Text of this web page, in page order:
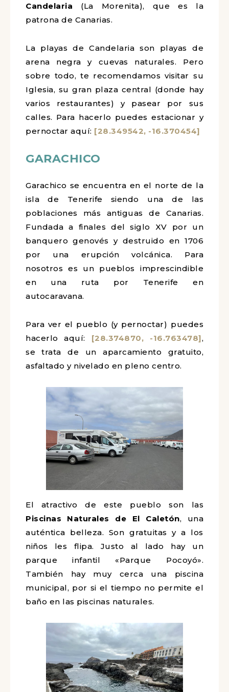
Candelaria (La Morenita), que es la
patrona de Canarias.
La playas de Candelaria son playas de
arena negra y cuevas naturales. Pero
sobre todo, te recomendamos visitar su
Iglesia, su gran plaza central (donde hay
varios restaurantes) y pasear por sus
calles. Para hacerlo puedes estacionar y
pernoctar aquí: [28.349542, -16.370454]
GARACHICO
Garachico se encuentra en el norte de la
isla de Tenerife siendo una de las
poblaciones más antiguas de Canarias.
Fundada a finales del siglo XV por un
banquero genovés y destruido en 1706
por una erupción volcánica. Para
nosotros es un pueblos imprescindible
en una ruta por Tenerife en
autocaravana.
Para ver el pueblo (y pernoctar) puedes
hacerlo aquí: [28.374870, -16.763478],
se trata de un aparcamiento gratuito,
asfaltado y nivelado en pleno centro.
El atractivo de este pueblo son las
Piscinas Naturales de El Caletón, una
auténtica belleza. Son gratuitas y a los
niños les flipa. Justo al lado hay un
parque infantil «Parque Pocoyó».
También hay muy cerca una piscina
municipal, por si el tiempo no permite el
baño en las piscinas naturales.